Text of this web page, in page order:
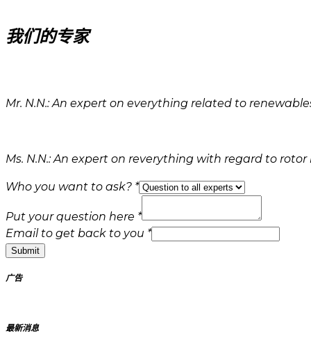
我们的专家
Mr. N.N.: An expert on everything related to
Ms. N.N.: An expert on reverything with regard to
Who you want to ask? *
Put your question here *
Email to get back to you *
Submit
广告
最新消息